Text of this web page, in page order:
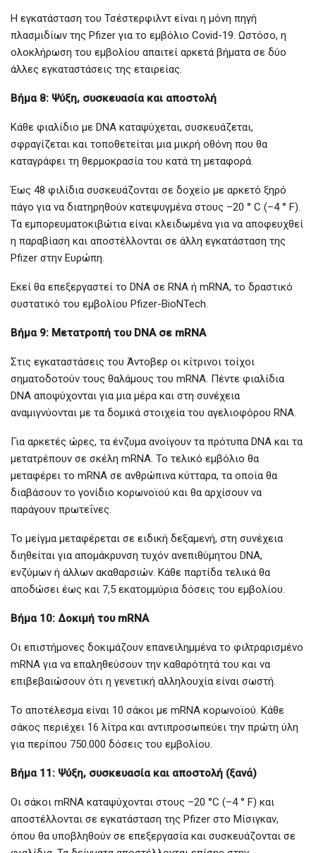
Η εγκατάσταση του Τσέστερφιλντ είναι η μόνη πηγή
πλασμιδίων της Pfizer για το εμβόλιο Covid-19. Ωστόσο, η
ολοκλήρωση του εμβολίου απαιτεί αρκετά βήματα σε δύο
άλλες εγκαταστάσεις της εταιρείας.
Βήμα 8: Ψύξη, συσκευασία και αποστολή
Κάθε φιαλίδιο με DNA καταψύχεται, συσκευάζεται,
σφραγίζεται και τοποθετείται μια μικρή οθόνη που θα
καταγράφει τη θερμοκρασία του κατά τη μεταφορά.
Έως 48 φιλίδια συσκευάζονται σε δοχείο με αρκετό ξηρό
πάγο για να διατηρηθούν κατεψυγμένα στους –20 ° C (–4 ° F).
Τα εμπορευματοκιβώτια είναι κλειδωμένα για να αποφευχθεί
η παραβίαση και αποστέλλονται σε άλλη εγκατάσταση της
Pfizer στην Ευρώπη.
Εκεί θα επεξεργαστεί το DNA σε RNA ή mRNA, το δραστικό
συστατικό του εμβολίου Pfizer-BioNTech.
Βήμα 9: Μετατροπή του DNA σε mRNA
Στις εγκαταστάσεις του Άντοβερ οι κίτρινοι τοίχοι
σηματοδοτούν τους θαλάμους του mRNA. Πέντε φιαλίδια
DNA αποψύχονται για μια μέρα και στη συνέχεια
αναμιγνύονται με τα δομικά στοιχεία του αγελιοφόρου RNA.
Για αρκετές ώρες, τα ένζυμα ανοίγουν τα πρότυπα DNA και τα
μετατρέπουν σε σκέλη mRNA. Το τελικό εμβόλιο θα
μεταφέρει το mRNA σε ανθρώπινα κύτταρα, τα οποία θα
διαβάσουν το γονίδιο κορωνοϊού και θα αρχίσουν να
παράγουν πρωτεΐνες.
Το μείγμα μεταφέρεται σε ειδική δεξαμενή, στη συνέχεια
διηθείται για απομάκρυνση τυχόν ανεπιθύμητου DNA,
ενζύμων ή άλλων ακαθαρσιών. Κάθε παρτίδα τελικά θα
αποδώσει έως και 7,5 εκατομμύρια δόσεις του εμβολίου.
Βήμα 10: Δοκιμή του mRNA
Οι επιστήμονες δοκιμάζουν επανειλημμένα το φιλτραρισμένο
mRNA για να επαληθεύσουν την καθαρότητά του και να
επιβεβαιώσουν ότι η γενετική αλληλουχία είναι σωστή.
Το αποτέλεσμα είναι 10 σάκοι με mRNA κορωνοϊού. Κάθε
σάκος περιέχει 16 λίτρα και αντιπροσωπεύει την πρώτη ύλη
για περίπου 750.000 δόσεις του εμβολίου.
Βήμα 11: Ψύξη, συσκευασία και αποστολή (ξανά)
Οι σάκοι mRNA καταψύχονται στους –20 °C (–4 ° F) και
αποστέλλονται σε εγκατάσταση της Pfizer στο Μίσιγκαν,
όπου θα υποβληθούν σε επεξεργασία και συσκευάζονται σε